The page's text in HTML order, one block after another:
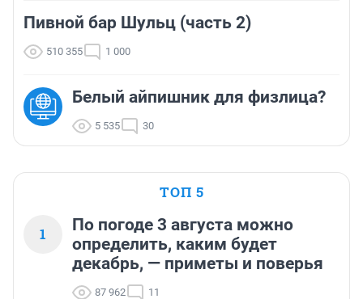
Пивной бар Шульц (часть 2)
510 355 1 000
Белый айпишник для физлица?
5 535 30
ТОП 5
1
По погоде 3 августа можно
определить, каким будет
декабрь, — приметы и поверья
87 962 11